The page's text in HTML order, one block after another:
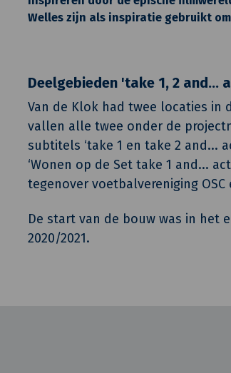
Welles zijn als inspiratie gebruikt
Deelgebieden 'take 1, 2 and...
Van de Klok had twee locaties in
vallen alle twee onder de
subtitels ‘take 1 en take 2 and...
‘Wonen op de Set take 1 and...
tegenover voetbalvereniging
De start van de bouw was in het
2020/2021.